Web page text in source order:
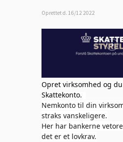
Oprettet d. 16/12 2022
Opret virksomhed og
Skattekonto.
Nemkonto til din
straks vanskeligere.
Her har bankerne
det er et lovkrav.